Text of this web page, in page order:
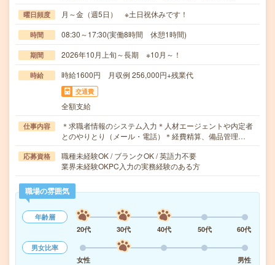
曜日頻度 月～金（週5日） ※土日祝休みです！
時間 08:30～17:30(実働8時間 休憩1時間)
期間 2026年10月上旬～長期 ※10月～！
時給 時給1600円 月収例 256,000円+残業代
交通費
全額支給
仕事内容
＊求職者情報のシステム入力＊人材エージェントや内定者
とのやりとり（メール・電話）＊経費精算、備品管理…
応募資格
職種未経験OK / ブランクOK / 英語力不要
業界未経験OKPC入力の実務経験のある方
職場の雰囲気
年齢層
20代
30代 40代 50代
60代
男女比率
女性
男性